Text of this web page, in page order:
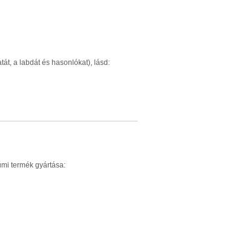
a labdát és hasonlókat), lásd:
termék gyártása: